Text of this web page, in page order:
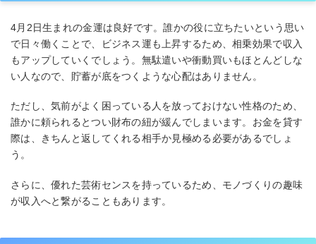
4月2日生まれの金運は良好です。誰かの役に立ちたいという思い
で日々働くことで、ビジネス運も上昇するため、相乗効果で収入
もアップしていくでしょう。無駄遣いや衝動買いもほとんどしな
い人なので、貯蓄が底をつくような心配はありません。
ただし、気前がよく困っている人を放っておけない性格のため、
誰かに頼られるとつい財布の紐が緩んでしまいます。お金を貸す
際は、きちんと返してくれる相手か見極める必要があるでしょ
う。
さらに、優れた芸術センスを持っているため、モノづくりの趣味
が収入へと繋がることもあります。